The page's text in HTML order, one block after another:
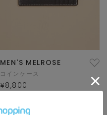
MEN'S MELROSE
コインケース
¥8,800